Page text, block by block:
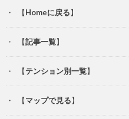
【Homeに戻る】
【記事一覧】
【テンション別一覧】
【マップで見る】